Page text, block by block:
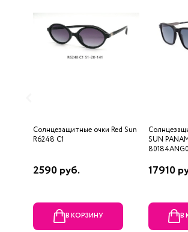
Солнцезащитные очки Red Sun
R6248 C1
2590 руб.
В КОРЗИНУ
SUN
17910
В